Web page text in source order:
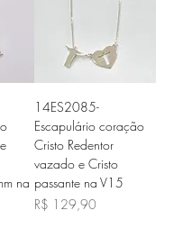
na
14ES2085-
Escapulário coração
Cristo Redentor
vazado e Cristo
passante na V15
Preço
R$ 129,90